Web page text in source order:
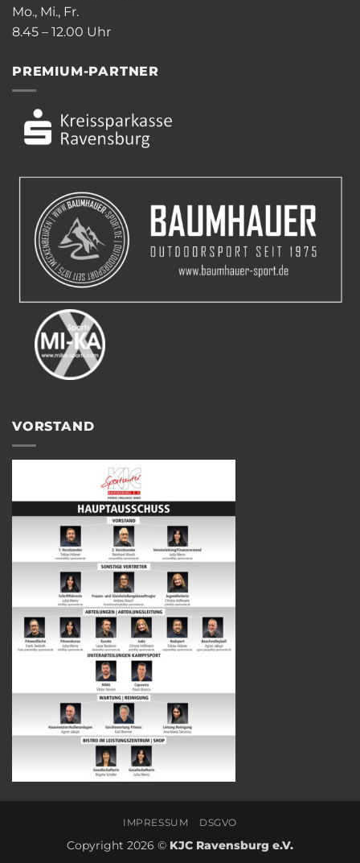
Mo., Mi., Fr.
8.45 – 12.00 Uhr
PREMIUM-PARTNER
VORSTAND
IMPRESSUM DSGVO
Copyright 2026 © KJC Ravensburg e.V.